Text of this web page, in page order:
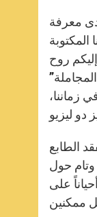
معرفة
روح
زماننا،
الطابع
وتام حول
على